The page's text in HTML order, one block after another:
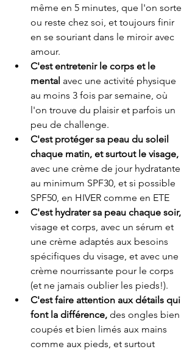
même en 5 minutes, que l'on sorte
ou reste chez soi, et toujours finir
en se souriant dans le miroir avec
amour.
C'est entretenir le corps et le
mental avec une activité physique
au moins 3 fois par semaine, où
l'on trouve du plaisir et parfois un
peu de challenge.
C'est protéger sa peau du soleil
chaque matin, et surtout le visage,
avec une crème de jour hydratante
au minimum SPF30, et si possible
SPF50, en HIVER comme en ETE
C'est hydrater sa peau chaque soir,
visage et corps, avec un sérum et
une crème adaptés aux besoins
spécifiques du visage, et avec une
crème nourrissante pour le corps
(et ne jamais oublier les pieds!).
C'est faire attention aux détails qui
font la différence, des ongles bien
coupés et bien limés aux mains
comme aux pieds, et surtout